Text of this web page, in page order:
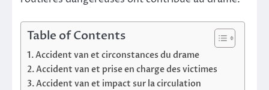
Table of Contents
Accident van et circonstances du drame
Accident van et prise en charge des victimes
Accident van et impact sur la circulation